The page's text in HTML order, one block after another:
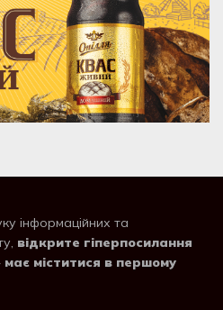
інформаційних та
відкрите гіперпосилання
міститися в першому